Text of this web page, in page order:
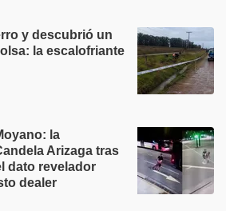
y descubrió un
la escalofriante
la
Arizaga tras
dato revelador
dealer